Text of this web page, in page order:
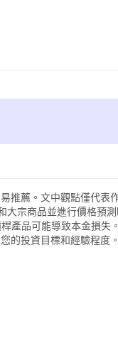
推薦。文中觀點僅代表
大宗商品並進行價格預
產品可能導致本金損失
的投資目標和經驗程度